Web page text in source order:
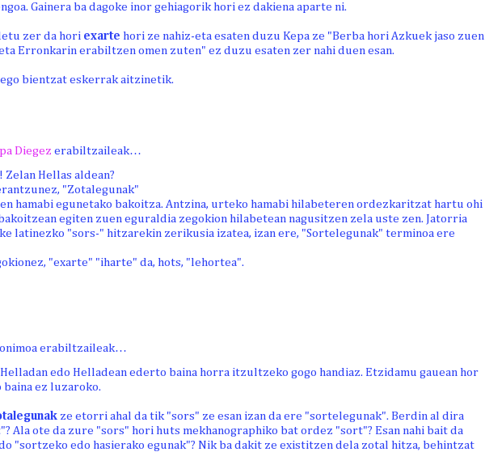
Gainera ba dagoke inor gehiagorik hori ez dakiena aparte ni.
zer da hori exarte hori ze nahiz-eta esaten duzu Kepa ze "Berba hori Azkuek jaso zuen
Erronkarin erabiltzen omen zuten" ez duzu esaten zer nahi duen esan.
bientzat eskerrak aitzinetik.
Diegez erabiltzaileak…
Zelan Hellas aldean?
"Zotalegunak"
hamabi egunetako bakoitza. Antzina, urteko hamabi hilabeteren ordezkaritzat hartu ohi
egiten zuen eguraldia zegokion hilabetean nagusitzen zela uste zen. Jatorria
latinezko "sors-" hitzarekin zerikusia izatea, izan ere, "Sortelegunak" terminoa ere
"exarte" "iharte" da, hots, "lehortea".
erabiltzaileak…
Helladan edo Helladean ederto baina horra itzultzeko gogo handiaz. Etzidamu gauean hor
ez luzaroko.
ze etorri ahal da tik "sors" ze esan izan da ere "sortelegunak". Berdin al dira
Ala ote da zure "sors" hori huts mekhanographiko bat ordez "sort"? Esan nahi bait da
"sortzeko edo hasierako egunak"? Nik ba dakit ze existitzen dela zotal hitza, behintzat